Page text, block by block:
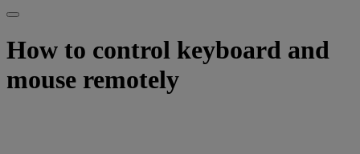
How to control keyboard and
mouse remotely